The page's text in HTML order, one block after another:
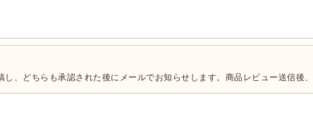
、どちらも承認された後にメールでお知らせします。商品レビュー送信後